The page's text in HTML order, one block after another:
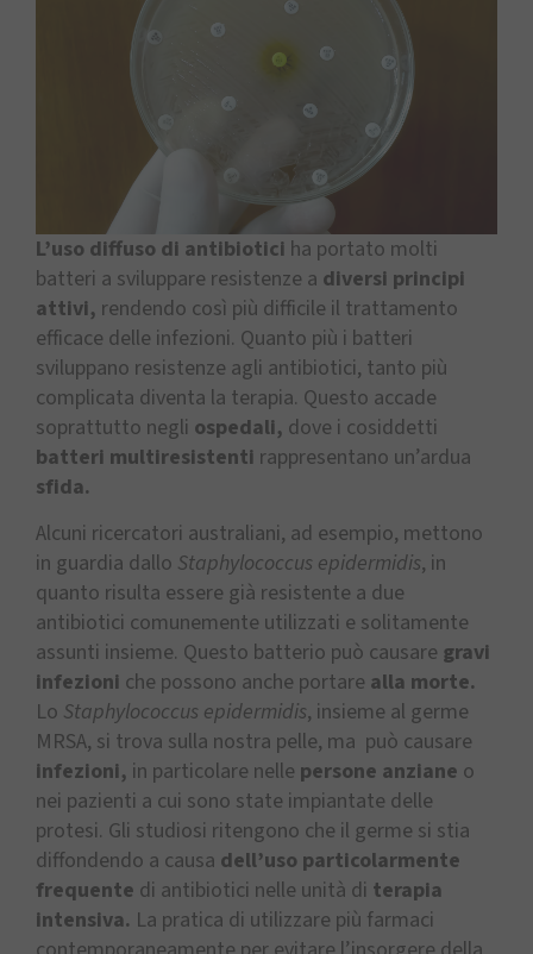
L’uso diffuso di antibiotici ha portato molti
batteri a sviluppare resistenze a diversi principi
attivi, rendendo così più difficile il trattamento
efficace delle infezioni. Quanto più i batteri
sviluppano resistenze agli antibiotici, tanto più
complicata diventa la terapia. Questo accade
soprattutto negli ospedali, dove i cosiddetti
batteri multiresistenti rappresentano un’ardua
sfida.
Alcuni ricercatori australiani, ad esempio, mettono
in guardia dallo Staphylococcus epidermidis, in
quanto risulta essere già resistente a due
antibiotici comunemente utilizzati e solitamente
assunti insieme. Questo batterio può causare gravi
infezioni che possono anche portare alla morte.
Lo Staphylococcus epidermidis, insieme al germe
MRSA, si trova sulla nostra pelle, ma può causare
infezioni, in particolare nelle persone anziane o
nei pazienti a cui sono state impiantate delle
protesi. Gli studiosi ritengono che il germe si stia
diffondendo a causa dell’uso particolarmente
frequente di antibiotici nelle unità di terapia
intensiva. La pratica di utilizzare più farmaci